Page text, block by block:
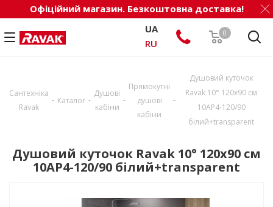
Офіційний магазин. Безкоштовна доставка!
0
UA
RU
Сантехніка
Ravak
- Каталог -
Душові
кабіни
-
Прямокутні
душові
кабіни
-
Душовий куточок
Ravak 10° 120х90 см
10AP4-120/90
білий+transparent
Душовий куточок Ravak 10° 120х90 см
10AP4-120/90 білий+transparent